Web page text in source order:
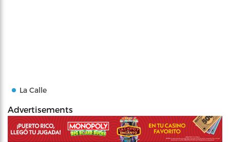
La Calle
Advertisements